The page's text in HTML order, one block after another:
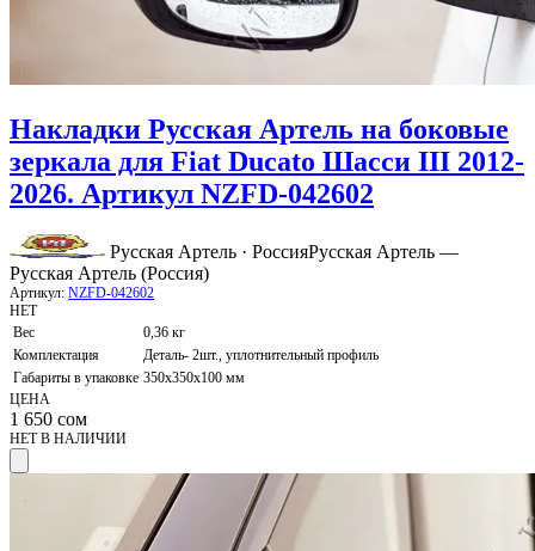
Накладки Русская Артель на боковые
зеркала для Fiat Ducato Шасси III 2012-
2026. Артикул NZFD-042602
Русская Артель · РоссияРусская Артель —
Русская Артель (Россия)
Артикул: NZFD-042602
НЕТ
Вес
0,36 кг
Комплектация
Деталь- 2шт., уплотнительный профиль
Габариты в упаковке 350х350х100 мм
ЦЕНА
1 650 сом
НЕТ В НАЛИЧИИ